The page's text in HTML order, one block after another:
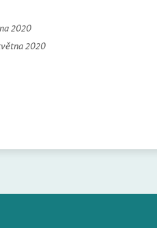
2020
2020